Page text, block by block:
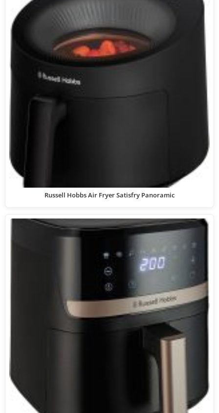
Russell Hobbs Air Fryer Satisfry Panoramic